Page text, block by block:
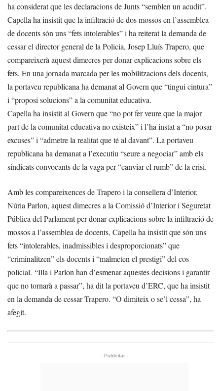
ha considerat que les declaracions de Junts “semblen un acudit”.
Capella ha insistit que la infiltració de dos mossos en l’assemblea
de docents són uns “fets intolerables” i ha reiterat la demanda de
cessar el director general de la Policia, Josep Lluís Trapero, que
compareixerà aquest dimecres per donar explicacions sobre els
fets. En una jornada marcada per les mobilitzacions dels docents,
la portaveu republicana ha demanat al Govern que “tingui cintura”
i “proposi solucions” a la comunitat educativa.
Capella ha insistit al Govern que “no pot fer veure que la major
part de la comunitat educativa no existeix” i l’ha instat a “no posar
excuses” i “admetre la realitat que té al davant”. La portaveu
republicana ha demanat a l’executiu “seure a negociar” amb els
sindicats convocants de la vaga per “canviar el rumb” de la crisi.
Amb les compareixences de Trapero i la consellera d’Interior,
Núria Parlon, aquest dimecres a la Comissió d’Interior i Seguretat
Pública del Parlament per donar explicacions sobre la infiltració de
mossos a l’assemblea de docents, Capella ha insistit que són uns
fets “intolerables, inadmissibles i desproporcionats” que
“criminalitzen” els docents i “malmeten el prestigi” del cos
policial. “Illa i Parlon han d’esmenar aquestes decisions i garantir
que no tornarà a passar”, ha dit la portaveu d’ERC, que ha insistit
en la demanda de cessar Trapero. “O dimiteix o se’l cessa”, ha
afegit.
- Publicitat -